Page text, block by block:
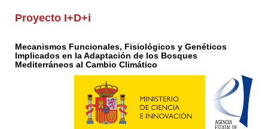
Proyecto I+D+i
Mecanismos Funcionales, Fisiológicos y Genéticos
Implicados en la Adaptación de los Bosques
Mediterráneos al Cambio Climático